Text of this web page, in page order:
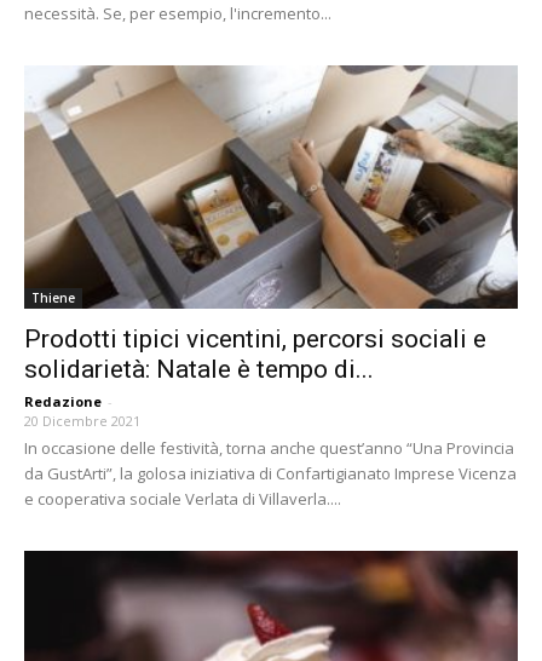
necessità. Se, per esempio, l'incremento...
Thiene
Prodotti tipici vicentini, percorsi sociali e
solidarietà: Natale è tempo di...
Redazione -
20 Dicembre 2021
In occasione delle festività, torna anche quest’anno “Una Provincia
da GustArti”, la golosa iniziativa di Confartigianato Imprese Vicenza
e cooperativa sociale Verlata di Villaverla....